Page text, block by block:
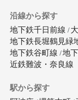
沿線から探す
地下鉄千日前線
地下鉄長堀鶴見緑
地下鉄谷町線
地
近鉄難波・奈良線
駅から探す